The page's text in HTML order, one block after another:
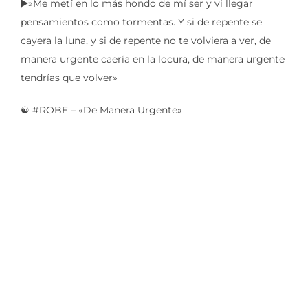
▶️»Me metí en lo más hondo de mí ser y vi llegar
pensamientos como tormentas. Y si de repente se
cayera la luna, y si de repente no te volviera a ver, de
manera urgente caería en la locura, de manera urgente
tendrías que volver»
☯️ #ROBE – «De Manera Urgente»